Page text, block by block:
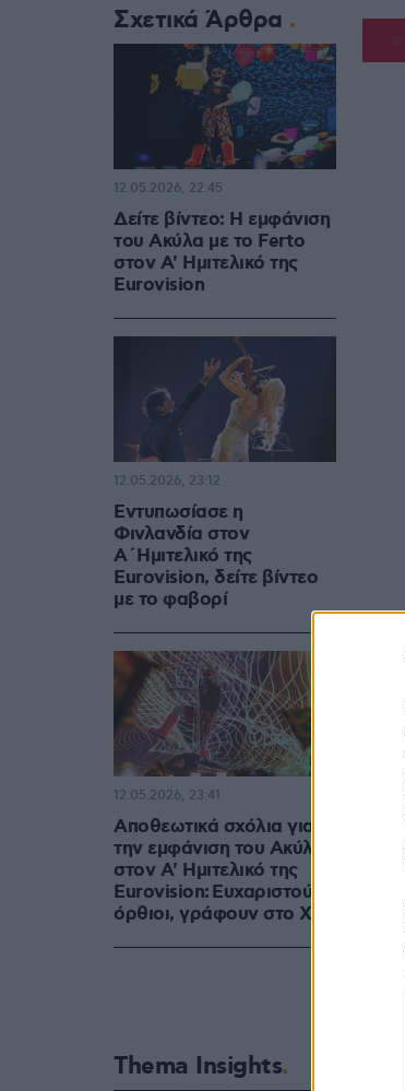
Σχετικά Άρθρα
Δείτε βίντεο: Η εμφάνιση
του Ακύλα με το Ferto
στον Α' Ημιτελικό της
Eurovision
12.05.2026, 22:45
Εντυπωσίασε η
Φινλανδία στον
Α΄Ημιτελικό της
Eurovision, δείτε βίντεο
με το φαβορί
12.05.2026, 23:12
Αποθεωτικά σχόλια για
την εμφάνιση του Ακύλα
στον Α' Ημιτελικό της
Eurovision: Ευχαριστούμε
όρθιοι, γράφουν στο X
12.05.2026, 23:41
Thema Insights